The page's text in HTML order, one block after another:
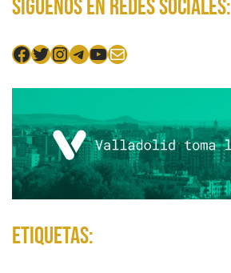
e
e
n
t
a
d
a
s
Síguenos en redes sociales:
Facebook
Twitter
Instagram
Telegram
YouTube
Mail
Etiquetas: